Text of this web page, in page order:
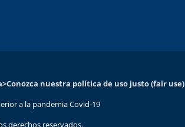
Conozca nuestra política de uso justo (fair use)
a la pandemia Covid-19
derechos reservados.